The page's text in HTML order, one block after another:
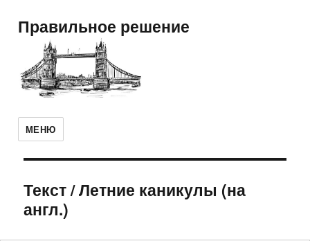
Правильное решение
МЕНЮ
Текст/Летние каникулы (на
англ.)